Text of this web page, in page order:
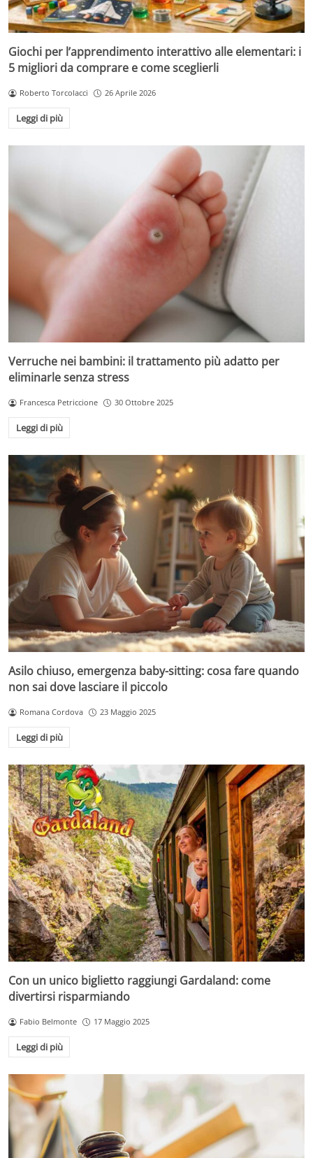
Giochi per l’apprendimento interattivo alle elementari: i
5 migliori da comprare e come sceglierli
Roberto Torcolacci 26 Aprile 2026
Leggi di più
Verruche nei bambini: il trattamento più adatto per
eliminarle senza stress
Francesca Petriccione 30 Ottobre 2025
Leggi di più
Asilo chiuso, emergenza baby-sitting: cosa fare quando
non sai dove lasciare il piccolo
Romana Cordova 23 Maggio 2025
Leggi di più
Con un unico biglietto raggiungi Gardaland: come
divertirsi risparmiando
Fabio Belmonte 17 Maggio 2025
Leggi di più